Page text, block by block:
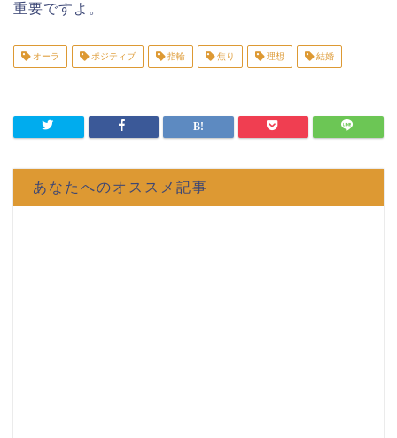
重要ですよ。
オーラ ポジティブ 指輪 焦り 理想 結婚
あなたへのオススメ記事